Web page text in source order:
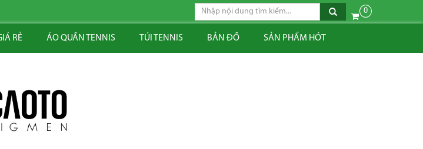
0
RẺ ÁO QUẦN TENNIS TÚI TENNIS BẢN ĐỒ SẢN PHẨM HÓT